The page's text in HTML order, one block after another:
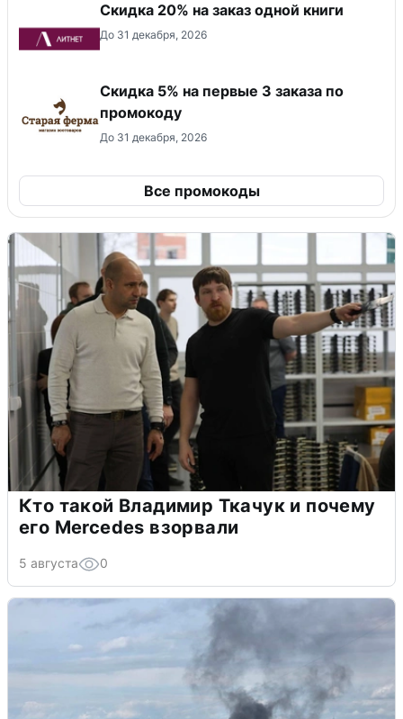
Скидка 20% на заказ одной книги
До 31 декабря, 2026
Скидка 5% на первые 3 заказа по
промокоду
До 31 декабря, 2026
Все промокоды
Кто такой Владимир Ткачук и почему
его Mercedes взорвали
5 августа 0